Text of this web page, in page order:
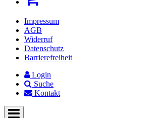
Impressum
AGB
Widerruf
Datenschutz
Barrierefreiheit
Login
Suche
Kontakt